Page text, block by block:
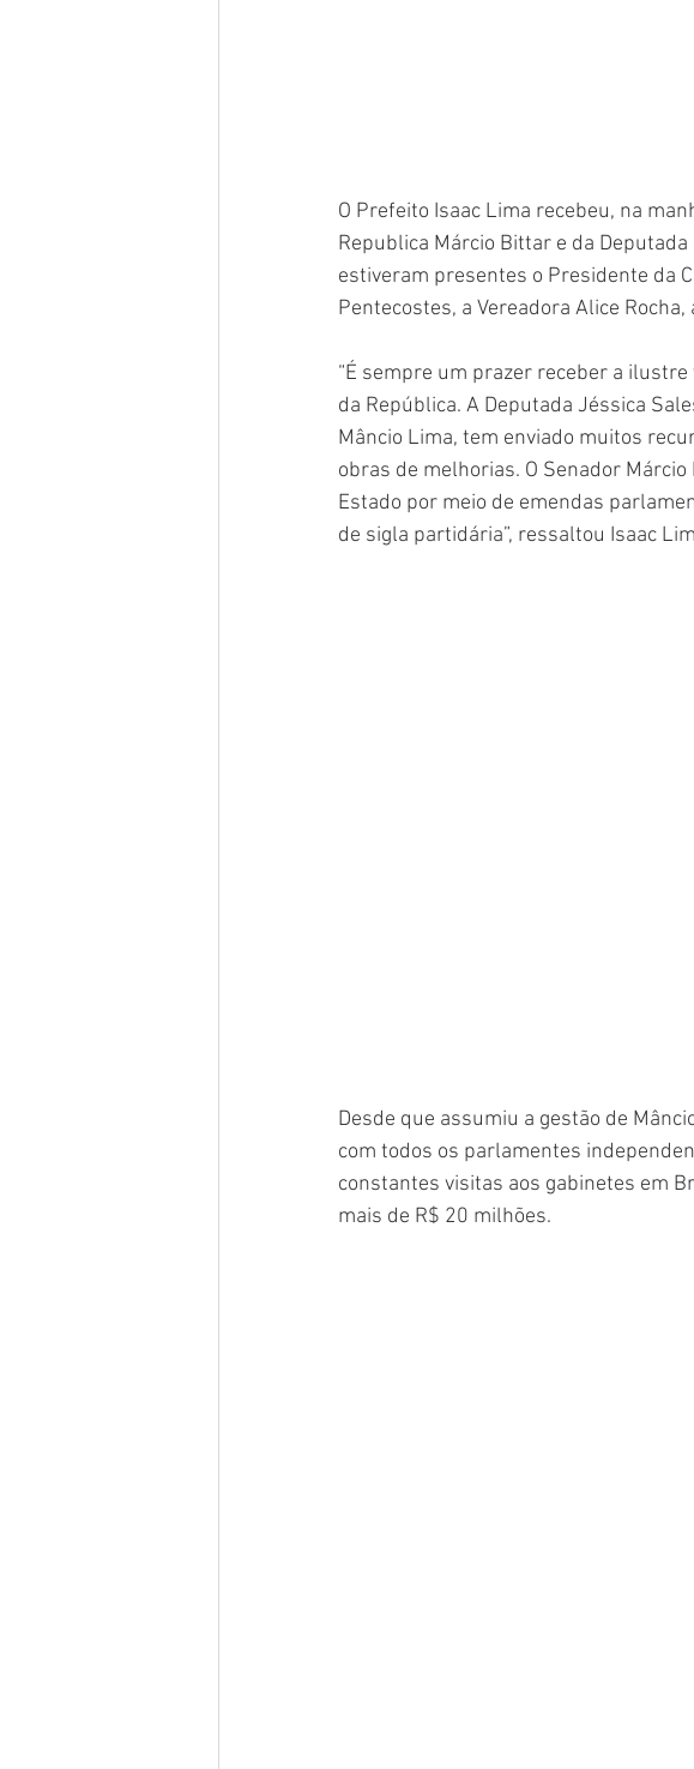
O Prefeito Isaac Lima recebeu, na
Republica Márcio Bittar e da
estiveram presentes o Presidente da
Pentecostes, a Vereadora Alice
“É sempre um prazer receber a
da República. A Deputada Jéssica
Mâncio Lima, tem enviado muitos
obras de melhorias. O Senador
Estado por meio de emendas
de sigla partidária”, ressaltou Isaac
Desde que assumiu a gestão de
com todos os parlamentes
constantes visitas aos gabinetes em
mais de R$ 20 milhões.